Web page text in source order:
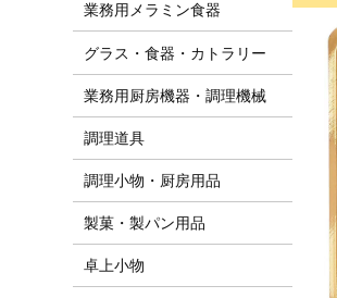
業務用メラミン食器
グラス・食器・カトラリー
業務用厨房機器・調理機械
調理道具
調理小物・厨房用品
製菓・製パン用品
卓上小物